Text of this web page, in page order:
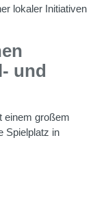
lokaler Initiativen
und
einem großem
Spielplatz in